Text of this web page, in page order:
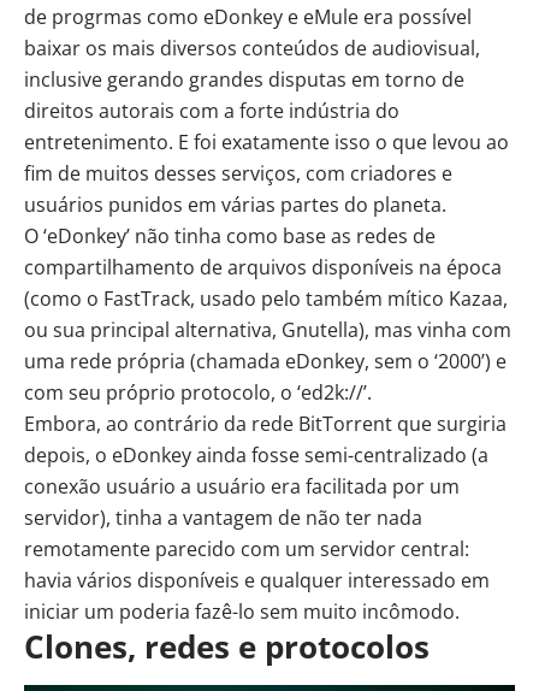
de progrmas como eDonkey e eMule era possível
baixar os mais diversos conteúdos de audiovisual,
inclusive gerando grandes disputas em torno de
direitos autorais com a forte indústria do
entretenimento. E foi exatamente isso o que levou ao
fim de muitos desses serviços, com criadores e
usuários punidos em várias partes do planeta.
O ‘eDonkey’ não tinha como base as redes de
compartilhamento de arquivos disponíveis na época
(como o FastTrack, usado pelo também mítico Kazaa,
ou sua principal alternativa, Gnutella), mas vinha com
uma rede própria (chamada eDonkey, sem o ‘2000’) e
com seu próprio protocolo, o ‘ed2k://’.
Embora, ao contrário da rede BitTorrent que surgiria
depois, o eDonkey ainda fosse semi-centralizado (a
conexão usuário a usuário era facilitada por um
servidor), tinha a vantagem de não ter nada
remotamente parecido com um servidor central:
havia vários disponíveis e qualquer interessado em
iniciar um poderia fazê-lo sem muito incômodo.
Clones, redes e protocolos